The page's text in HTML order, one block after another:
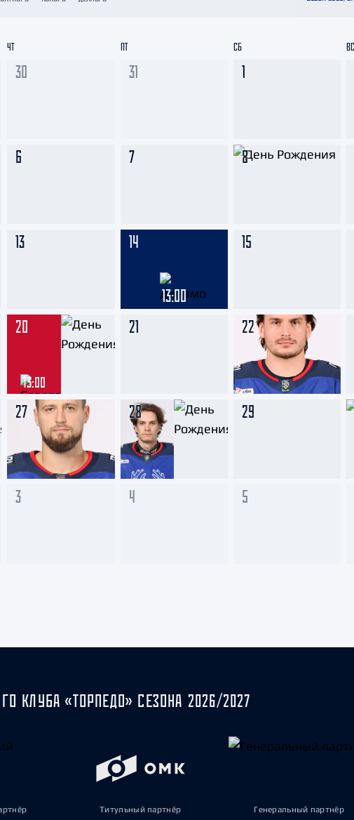
30 31 1
6 7 8
13 14
13:00
15
20
13:00
21 22
27 28 29
3 4 5
ЧТ ПТ СБ ВС
КЛУБА «ТОРПЕДО» СЕЗОНА 2026/2027
Титульный партнёр Генеральный партнёр